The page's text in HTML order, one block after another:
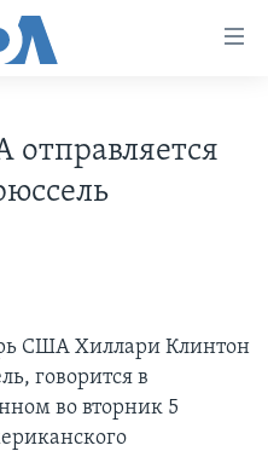
отправляется
США Хиллари Клинтон
говорится в
во вторник 5